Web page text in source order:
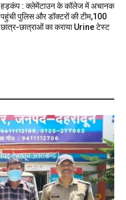
हड़कंप : क्लेमेंटाउन के कॉलेज में अचानक
पहुंची पुलिस और डॉक्टरों की टीम,100
छात्र-छात्राओं का कराया Urine टेस्ट